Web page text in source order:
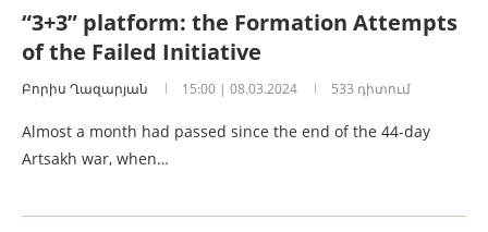
“3+3” platform: the Formation Attempts
of the Failed Initiative
Բորիս Ղազարյան 15:00 | 08.03.2024 533 դիտում
Almost a month had passed since the end of the 44-day
Artsakh war, when…